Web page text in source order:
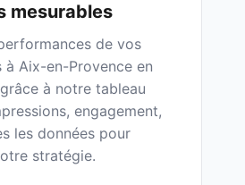
mesurables
de vos
à Aix-en-Provence en
à notre tableau
engagement,
les données pour
stratégie.